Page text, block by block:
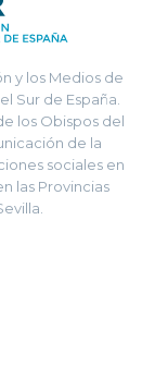
y los Medios de
Sur de España.
los Obispos del
de la
sociales en
las Provincias